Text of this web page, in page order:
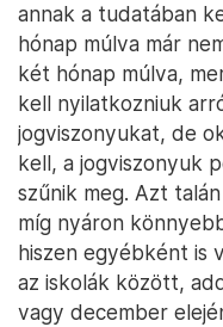
annak a tudatában
hónap múlva már
két hónap múlva,
kell nyilatkozniuk
jogviszonyukat, de
kell, a jogviszonyuk
szűnik meg. Azt
míg nyáron
hiszen egyébként is
az iskolák között,
vagy december